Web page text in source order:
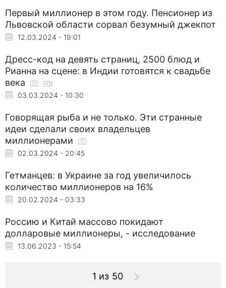
Первый миллионер в этом году. Пенсионер из
Львовской области сорвал безумный джекпот
12.03.2024 - 19:01
Дресс-код на девять страниц, 2500 блюд и
Рианна на сцене: в Индии готовятся к свадьбе
века
03.03.2024 - 10:30
Говорящая рыба и не только. Эти странные
идеи сделали своих владельцев
миллионерами
02.03.2024 - 20:45
Гетманцев: в Украине за год увеличилось
количество миллионеров на 16%
20.02.2024 - 03:33
Россию и Китай массово покидают
долларовые миллионеры, - исследование
13.06.2023 - 15:54
1 из 50